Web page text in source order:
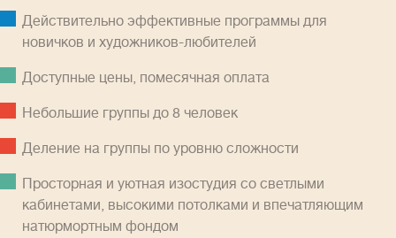
Действительно эффективные программы для
новичков и художников-любителей
Доступные цены, помесячная оплатa
Небольшие группы до 8 человек
Деление на группы по уровню сложности
Просторная и уютная изостудия со светлыми
кабинетами, высокими потолками и впечатляющим
натюрмортным фондом